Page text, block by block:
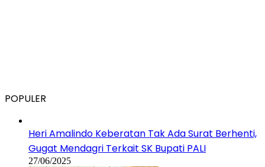
POPULER
Heri Amalindo Keberatan Tak Ada Surat Berhenti,
Gugat Mendagri Terkait SK Bupati PALI
27/06/2025